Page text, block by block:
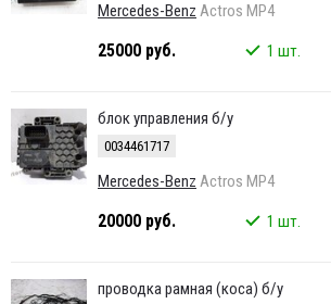
Mercedes-Benz Actros MP4
25000 руб. 1 шт.
блок управления б/у
0034461717
Mercedes-Benz Actros MP4
20000 руб. 1 шт.
проводка рамная (коса) б/у